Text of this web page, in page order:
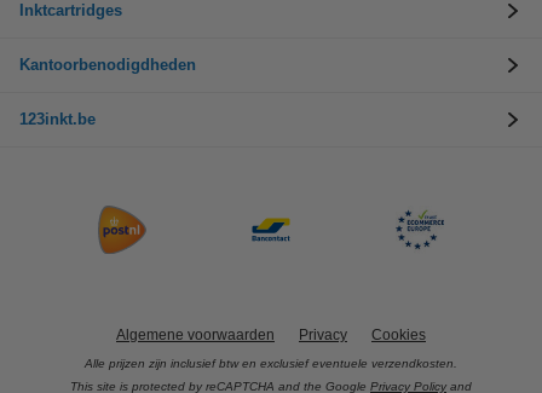
Inktcartridges
Kantoorbenodigdheden
123inkt.be
Algemene voorwaarden Privacy Cookies
Alle prijzen zijn inclusief btw en exclusief eventuele verzendkosten.
This site is protected by reCAPTCHA and the Google Privacy Policy and